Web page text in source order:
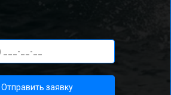
Отправить заявку